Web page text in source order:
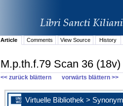
Article Comments View Source History
M.p.th.f.79 Scan 36 (18v)
<< zurück blättern vorwärts blättern >>